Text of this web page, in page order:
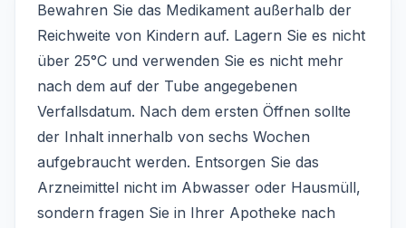
Bewahren Sie das Medikament außerhalb der
Reichweite von Kindern auf. Lagern Sie es nicht
über 25°C und verwenden Sie es nicht mehr
nach dem auf der Tube angegebenen
Verfallsdatum. Nach dem ersten Öffnen sollte
der Inhalt innerhalb von sechs Wochen
aufgebraucht werden. Entsorgen Sie das
Arzneimittel nicht im Abwasser oder Hausmüll,
sondern fragen Sie in Ihrer Apotheke nach